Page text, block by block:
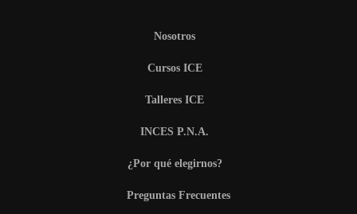
Nosotros
Cursos ICE
Talleres ICE
INCES P.N.A.
¿Por qué elegirnos?
Preguntas Frecuentes